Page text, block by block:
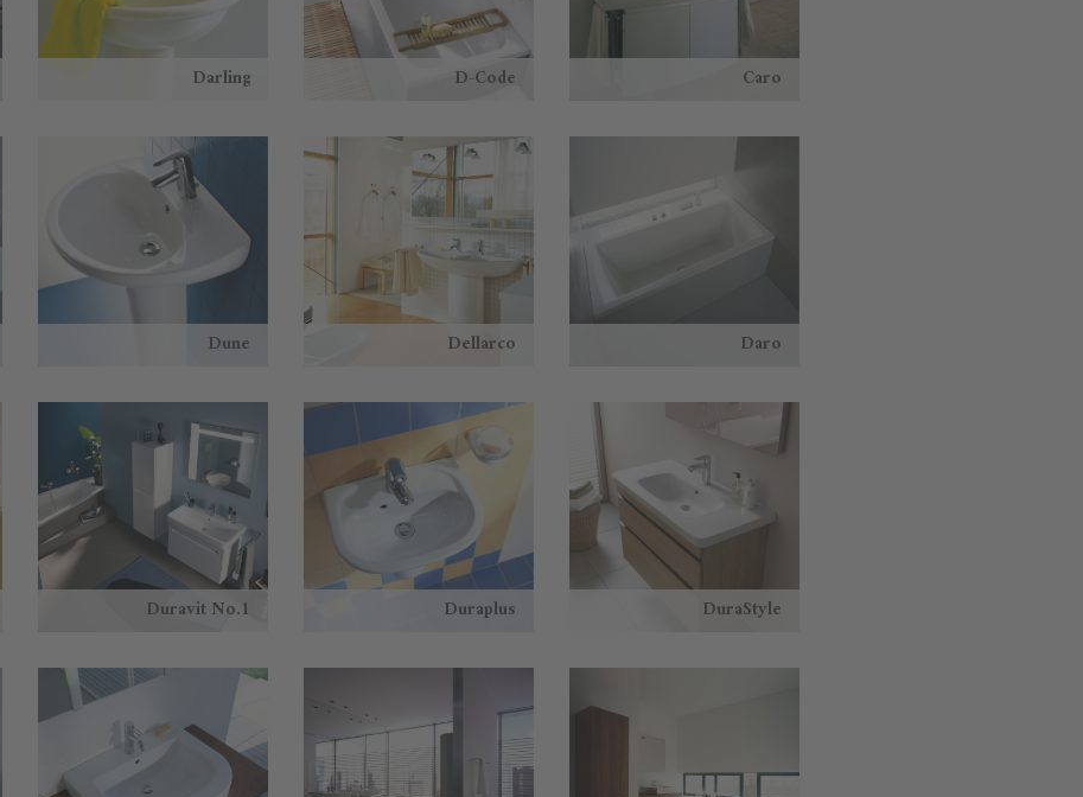
Caro
D-Code
Darling
Daro
Dellarco
Dune
DuraStyle
Duraplus
Duravit No.1